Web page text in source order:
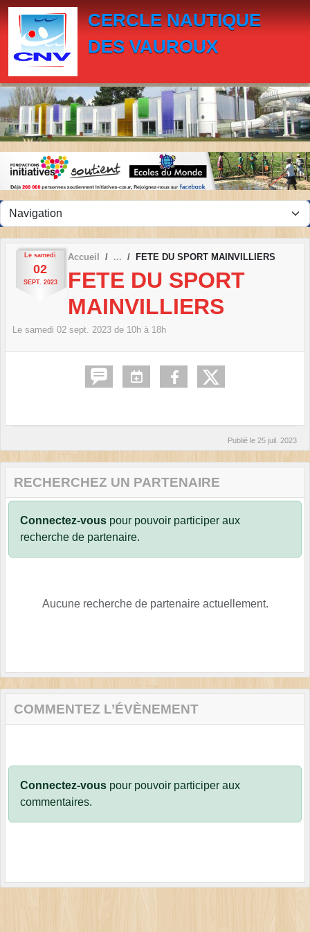
CERCLE NAUTIQUE
DES VAUROUX
Le samedi
02
SEPT. 2023
Accueil FETE DU SPORT MAINVILLIERS
FETE DU SPORT
MAINVILLIERS
Le samedi 02 sept. 2023 de 10h à 18h
Publié le 25 juil. 2023
RECHERCHEZ UN PARTENAIRE
Connectez-vous pour pouvoir participer aux
recherche de partenaire.
Aucune recherche de partenaire actuellement.
COMMENTEZ L’ÉVÈNEMENT
Connectez-vous pour pouvoir participer aux
commentaires.
Panneau de gestion des cookies